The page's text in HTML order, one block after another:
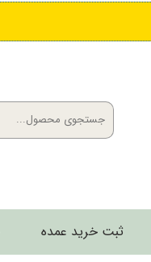
ثبت خرید عمده